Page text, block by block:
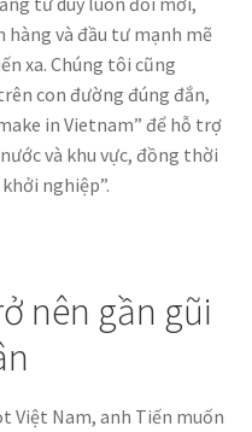
và đầu tư mạnh mẽ
xa. Chúng tôi cũng
con đường đúng đắn,
in Vietnam” để hỗ trợ
và khu vực, đồng thời
nghiệp”.
nên gần gũi
Việt Nam, anh Tiến muốn